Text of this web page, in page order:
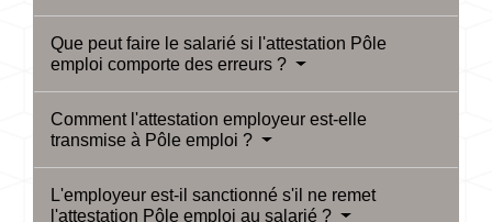
Que peut faire le salarié si l'attestation Pôle
emploi comporte des erreurs ?
Comment l'attestation employeur est-elle
transmise à Pôle emploi ?
L'employeur est-il sanctionné s'il ne remet
l'attestation Pôle emploi au salarié ?